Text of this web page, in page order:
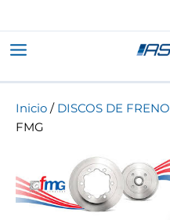
al
contenido
Inicio / DISCOS DE FRENO
FMG